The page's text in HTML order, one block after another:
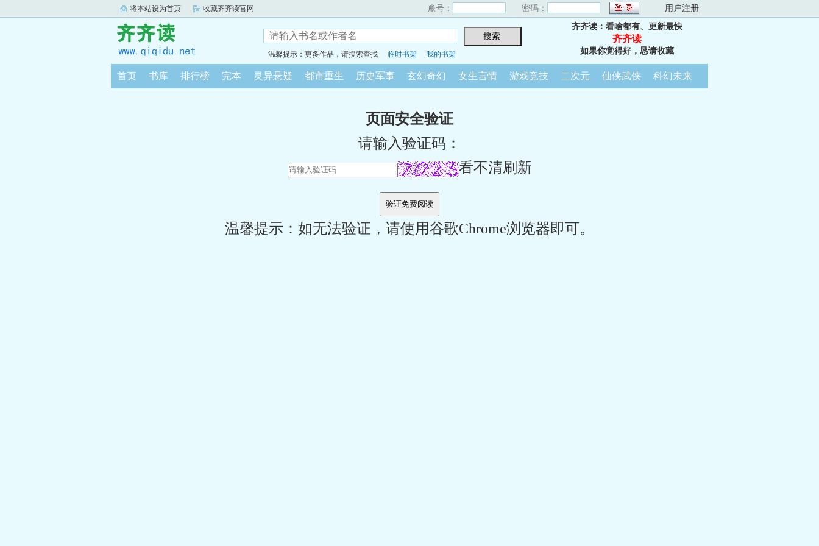
将本站设为首页 收藏齐齐读官网 账号： 密码： 用户注册
温馨提示：更多作品，请搜索查找 临时书架 我的书架
齐齐读：看啥都有、更新最快
齐齐读
如果你觉得好，恳请收藏
首页 书库 排行榜 完本 灵异悬疑 都市重生 历史军事 玄幻奇幻 女生言情 游戏竞技 二次元 仙侠武侠 科幻未来
页面安全验证
请输入验证码：
看不清刷新
温馨提示：如无法验证，请使用谷歌Chrome浏览器即可。